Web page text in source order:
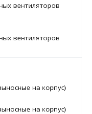
вентиляторов
вентиляторов
на корпус)
на корпус)